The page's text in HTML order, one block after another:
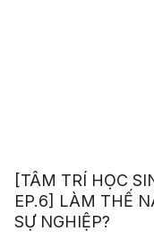
[TÂM TRÍ HỌC
EP.6] LÀM THẾ
SỰ NGHIỆP?